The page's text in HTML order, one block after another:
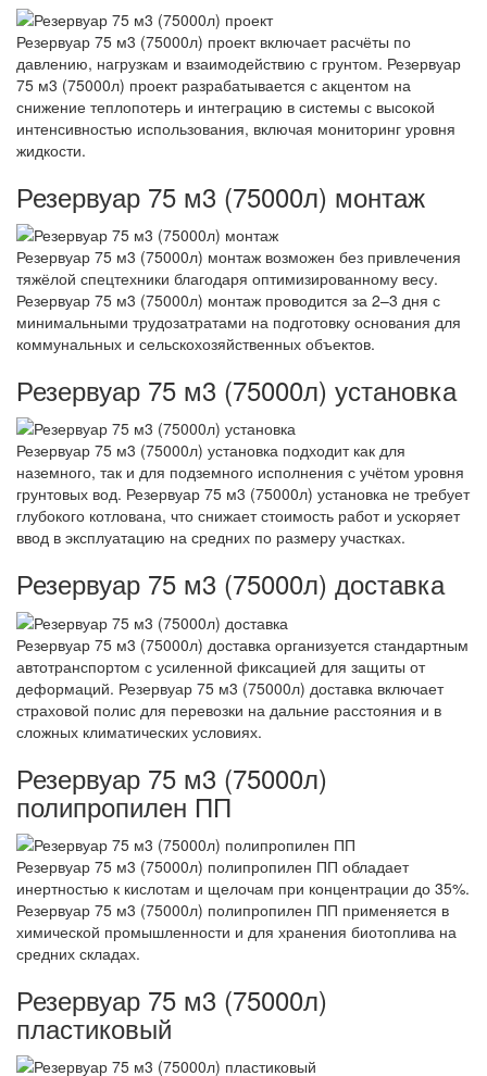
Резервуар 75 м3 (75000л) проект включает расчёты по
давлению, нагрузкам и взаимодействию с грунтом. Резервуар
75 м3 (75000л) проект разрабатывается с акцентом на
снижение теплопотерь и интеграцию в системы с высокой
интенсивностью использования, включая мониторинг уровня
жидкости.
Резервуар 75 м3 (75000л) монтаж
Резервуар 75 м3 (75000л) монтаж возможен без привлечения
тяжёлой спецтехники благодаря оптимизированному весу.
Резервуар 75 м3 (75000л) монтаж проводится за 2–3 дня с
минимальными трудозатратами на подготовку основания для
коммунальных и сельскохозяйственных объектов.
Резервуар 75 м3 (75000л) установка
Резервуар 75 м3 (75000л) установка подходит как для
наземного, так и для подземного исполнения с учётом уровня
грунтовых вод. Резервуар 75 м3 (75000л) установка не требует
глубокого котлована, что снижает стоимость работ и ускоряет
ввод в эксплуатацию на средних по размеру участках.
Резервуар 75 м3 (75000л) доставка
Резервуар 75 м3 (75000л) доставка организуется стандартным
автотранспортом с усиленной фиксацией для защиты от
деформаций. Резервуар 75 м3 (75000л) доставка включает
страховой полис для перевозки на дальние расстояния и в
сложных климатических условиях.
Резервуар 75 м3 (75000л)
полипропилен ПП
Резервуар 75 м3 (75000л) полипропилен ПП обладает
инертностью к кислотам и щелочам при концентрации до 35%.
Резервуар 75 м3 (75000л) полипропилен ПП применяется в
химической промышленности и для хранения биотоплива на
средних складах.
Резервуар 75 м3 (75000л)
пластиковый